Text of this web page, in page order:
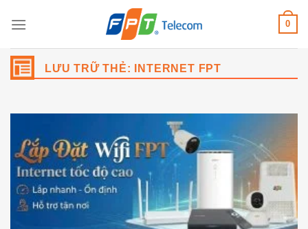
qua
dung
0
LƯU TRỮ THẺ: INTERNET FPT